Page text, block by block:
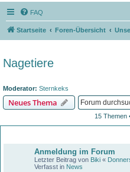
FAQ
Startseite Foren-Übersicht
Nagetiere
Moderator: Sternkeks
Neues Thema
15 Themen
Anmeldung im Forum
Letzter Beitrag von Biki «
Verfasst in News